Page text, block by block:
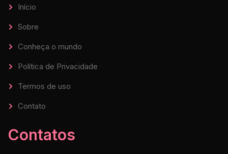
Início
Sobre
Conheça o mundo
Política de Privacidade
Termos de uso
Contato
Contatos